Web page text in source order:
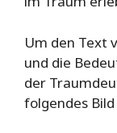
Um den Text
und die
der
folgendes